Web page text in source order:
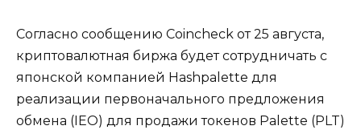
Согласно сообщению Coincheck от 25 августа,
криптовалютная биржа будет сотрудничать с
японской компанией Hashpalette для
реализации первоначального предложения
обмена (IEO) для продажи токенов Palette (PLT)